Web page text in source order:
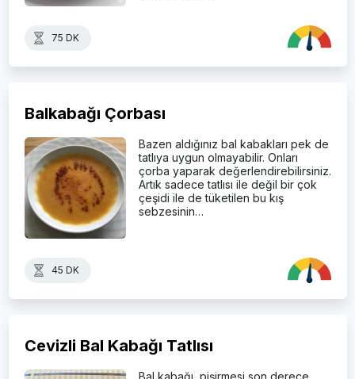
75 DK
Balkabağı Çorbası
Bazen aldığınız bal kabakları pek de
tatlıya uygun olmayabilir. Onları
çorba yaparak değerlendirebilirsiniz.
Artık sadece tatlısı ile değil bir çok
çeşidi ile de tüketilen bu kış
sebzesinin…
45 DK
Cevizli Bal Kabağı Tatlısı
Bal kabağı, pişirmesi son derece